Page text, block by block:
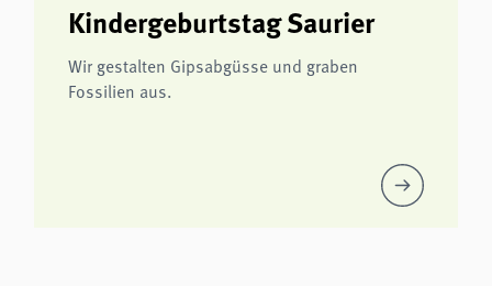
Kindergeburtstag Saurier
Wir gestalten Gipsabgüsse und graben
Fossilien aus.